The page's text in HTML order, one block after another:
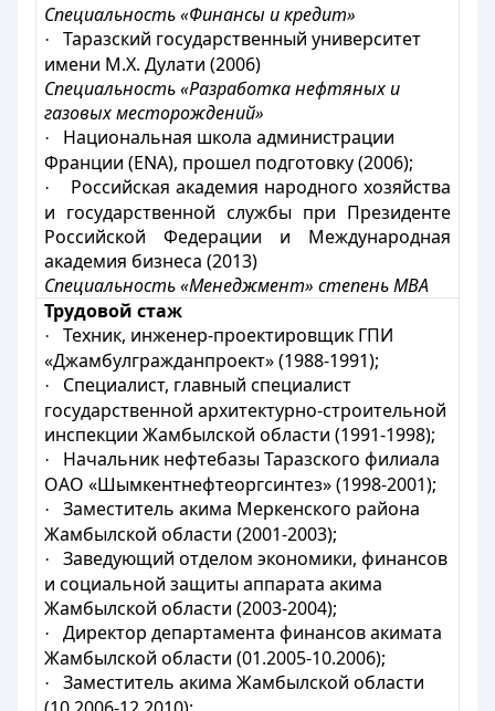
Специальность «Финансы и кредит»
·
Таразский государственный университет
имени М.Х. Дулати (2006)
Специальность «Разработка нефтяных и
газовых месторождений»
·
Национальная школа администрации
Франции (ENA), прошел подготовку (2006);
·
Российская академия народного хозяйства
и государственной службы при Президенте
Российской Федерации и Международная
академия бизнеса (2013)
Специальность «Менеджмент» степень МВА
Трудовой стаж
·
Техник, инженер-проектировщик ГПИ
«Джамбулгражданпроект» (1988-1991);
·
Специалист, главный специалист
государственной архитектурно-строительной
инспекции Жамбылской области (1991-1998);
·
Начальник нефтебазы Таразского филиала
ОАО «Шымкентнефтеоргсинтез» (1998-2001);
·
Заместитель акима Меркенского района
Жамбылской области (2001-2003);
·
Заведующий отделом экономики, финансов
и социальной защиты аппарата акима
Жамбылской области (2003-2004);
·
Директор департамента финансов акимата
Жамбылской области (01.2005-10.2006);
·
Заместитель акима Жамбылской области